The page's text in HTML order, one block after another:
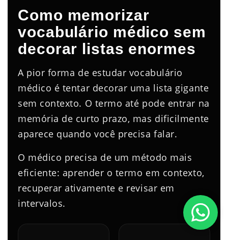
Como memorizar
vocabulário médico sem
decorar listas enormes
A pior forma de estudar vocabulário
médico é tentar decorar uma lista gigante
sem contexto. O termo até pode entrar na
memória de curto prazo, mas dificilmente
aparece quando você precisa falar.
O médico precisa de um método mais
eficiente: aprender o termo em contexto,
recuperar ativamente e revisar em
intervalos.